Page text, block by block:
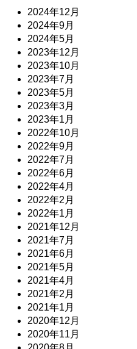
2024年12月
2024年9月
2024年5月
2023年12月
2023年10月
2023年7月
2023年5月
2023年3月
2023年1月
2022年10月
2022年9月
2022年7月
2022年6月
2022年4月
2022年2月
2022年1月
2021年12月
2021年7月
2021年6月
2021年5月
2021年4月
2021年2月
2021年1月
2020年12月
2020年11月